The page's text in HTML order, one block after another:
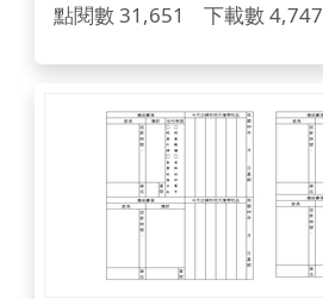
點閱數 31,651 下載數 4,747